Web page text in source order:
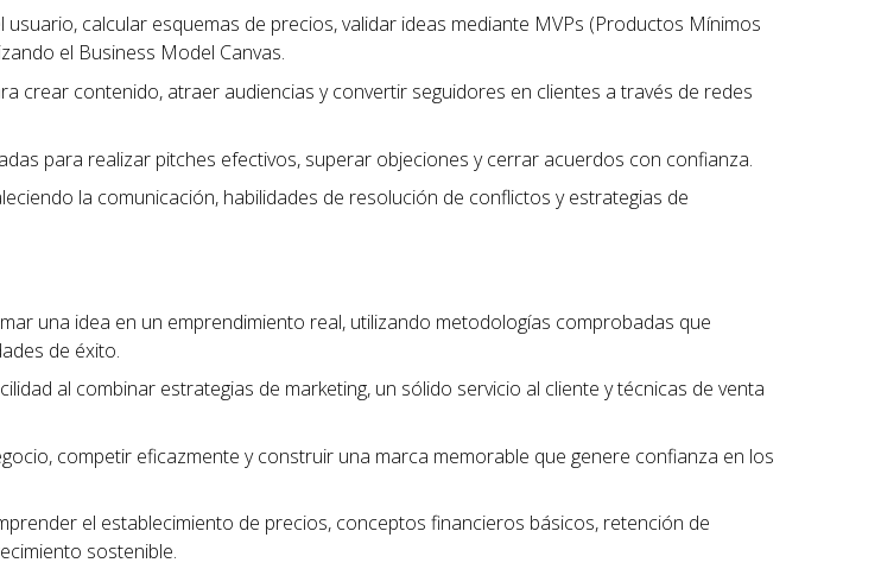
calcular esquemas de precios, validar ideas mediante MVPs (Productos Mínimos
el Business Model Canvas.
crear contenido, atraer audiencias y convertir seguidores en clientes a través de redes
para realizar pitches efectivos, superar objeciones y cerrar acuerdos con confianza.
la comunicación, habilidades de resolución de conflictos y estrategias de
una idea en un emprendimiento real, utilizando metodologías comprobadas que
de éxito.
al combinar estrategias de marketing, un sólido servicio al cliente y técnicas de venta
competir eficazmente y construir una marca memorable que genere confianza en los
el establecimiento de precios, conceptos financieros básicos, retención de
sostenible.